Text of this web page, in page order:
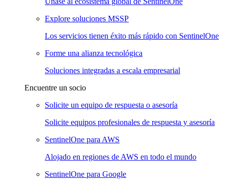
Explore soluciones MSSP
Los servicios tienen éxito más rápido con SentinelOne
Forme una alianza tecnológica
Soluciones integradas a escala empresarial
Encuentre un socio
Solicite un equipo de respuesta o asesoría
Solicite equipos profesionales de respuesta y asesoría
SentinelOne para AWS
Alojado en regiones de AWS en todo el mundo
SentinelOne para Google